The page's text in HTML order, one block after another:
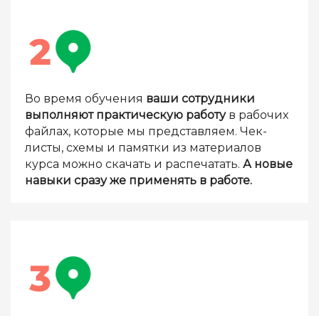
Во время обучения ваши сотрудники
выполняют практическую работув рабочих
файлах, которые мы представляем. Чек-
листы, схемы и памятки из материалов
курса можно скачать и распечатать. А новые
навыки сразу же применять в работе.